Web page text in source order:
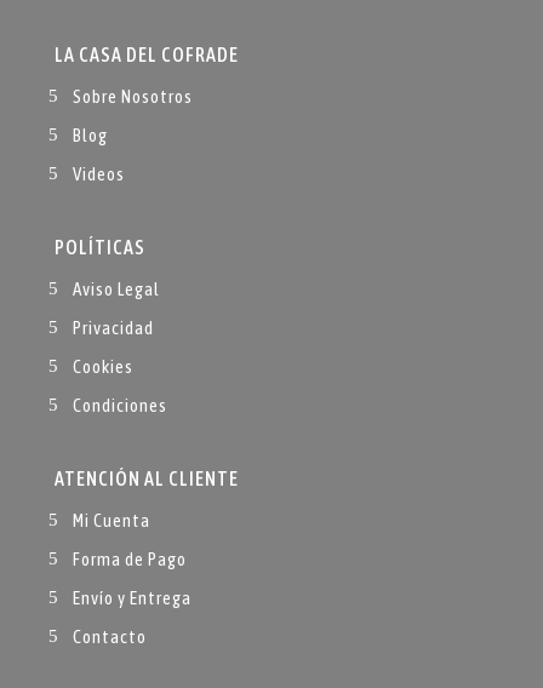
LA CASA DEL COFRADE
Sobre Nosotros
Blog
Videos
POLÍTICAS
Aviso Legal
Privacidad
Cookies
Condiciones
ATENCIÓN AL CLIENTE
Mi Cuenta
Forma de Pago
Envío y Entrega
Contacto